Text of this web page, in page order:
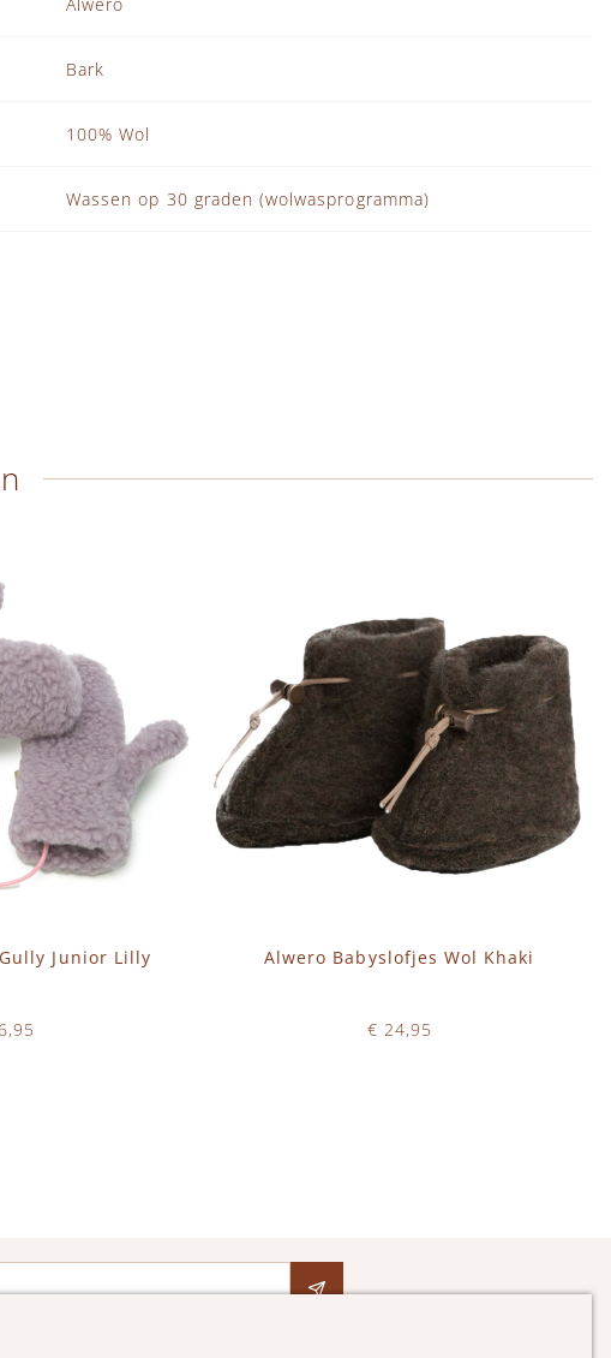
Bark
100% Wol
Wassen op 30 graden (wolwasprogramma)
Junior Lilly Alwero Babyslofjes Wol Khaki
€ 24,95